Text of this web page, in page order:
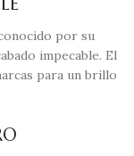
por su
impecable. El
para un brillo